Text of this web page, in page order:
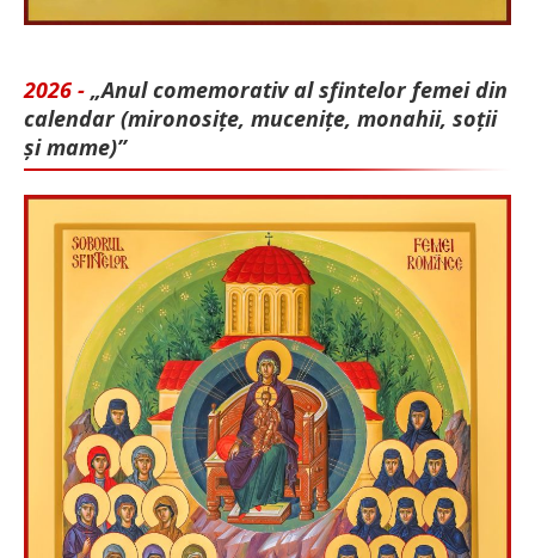
2026 - „Anul comemorativ al sfintelor femei din
calendar (mironosițe, mu­cenițe, monahii, soții
și mame)”